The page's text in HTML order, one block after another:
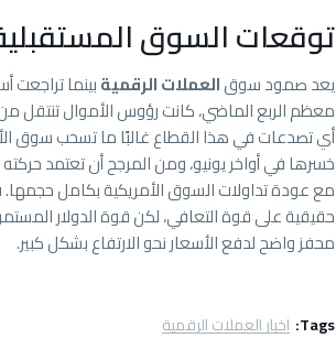
توقعات السوق
يعد صمود سوقالعملات الرقميةبينما تراجعت
معظم الربع الماضي، كانت رؤوس الأموال تنتقل
أي تصدعات في هذا القطاع غالبًا ما تسحب سوق
خسرها في أواخر يونيو، ومن المرجح أن تعتمد
حقيقية على قوة التعافي، لكن قوة الدولار
محفز واضح لدفع الأسعار نحو الارتفاع بشكل كبير.
Tags: اخبار العملات الرقمية